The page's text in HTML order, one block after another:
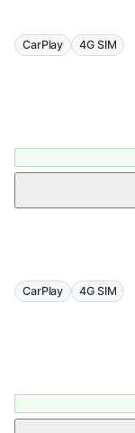
CarPlay 4G SIM
CarPlay 4G SIM